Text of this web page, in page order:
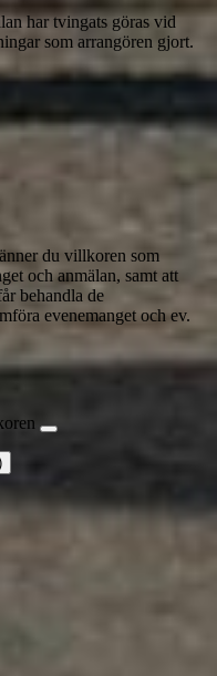
har tvingats göras vid
som arrangören gjort.
du villkoren som
och anmälan, samt att
behandla de
evenemanget och ev.